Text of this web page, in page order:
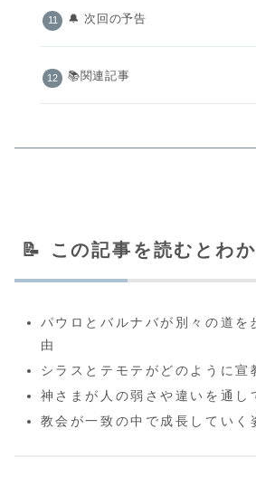
🔔 次回の予告
📚関連記事
📝 この記事を読むとわ
パウロとバルナバが別々の道を
由
シラスとテモテがどのように宣
神さまが人の弱さや違いを通し
教会が一致の中で成長していく